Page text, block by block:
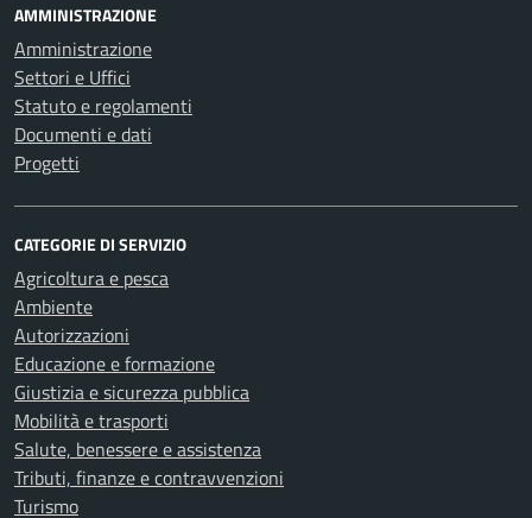
AMMINISTRAZIONE
Amministrazione
Settori e Uffici
Statuto e regolamenti
Documenti e dati
Progetti
CATEGORIE DI SERVIZIO
Agricoltura e pesca
Ambiente
Autorizzazioni
Educazione e formazione
Giustizia e sicurezza pubblica
Mobilità e trasporti
Salute, benessere e assistenza
Tributi, finanze e contravvenzioni
Turismo